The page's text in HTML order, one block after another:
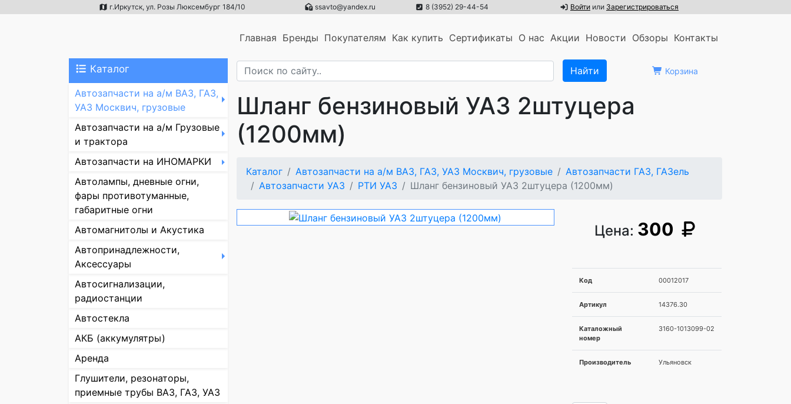
г.Иркутск, ул. Розы Люксембург 184/10 ssavto@yandex.ru 8 (3952) 29-44-54 Войти или Зарегистрироваться
Главная Бренды Покупателям Как купить Сертификаты О нас Акции Новости Обзоры Контакты
Каталог Корзина
Автозапчасти на а/м ВАЗ, ГАЗ,
УАЗ Москвич, грузовые
Автозапчасти на а/м Грузовые
и трактора
Автозапчасти на ИНОМАРКИ
Автолампы, дневные огни,
фары противотуманные,
габаритные огни
Автомагнитолы и Акустика
Автопринадлежности,
Аксессуары
Автосигнализации,
радиостанции
Автостекла
АКБ (аккумулятры)
Аренда
Глушители, резонаторы,
приемные трубы ВАЗ, ГАЗ, УАЗ
Шланг бензиновый УАЗ 2штуцера
(1200мм)
Каталог Автозапчасти на а/м ВАЗ, ГАЗ, УАЗ Москвич, грузовые
Автозапчасти ГАЗ, ГАЗель
Автозапчасти УАЗ
РТИ УАЗ Шланг бензиновый УАЗ 2штуцера (1200мм)
Цена: 300
Код 00012017
Артикул 14376.30
Каталожный
номер
3160-1013099-02
Производитель Ульяновск